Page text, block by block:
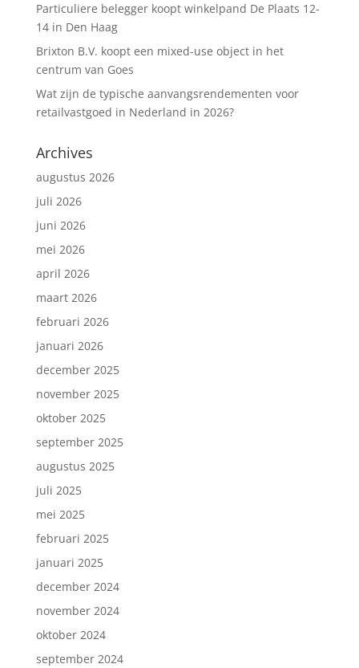
Particuliere belegger koopt winkelpand De Plaats 12-
14 in Den Haag
Brixton B.V. koopt een mixed-use object in het
centrum van Goes
Wat zijn de typische aanvangsrendementen voor
retailvastgoed in Nederland in 2026?
Archives
augustus 2026
juli 2026
juni 2026
mei 2026
april 2026
maart 2026
februari 2026
januari 2026
december 2025
november 2025
oktober 2025
september 2025
augustus 2025
juli 2025
mei 2025
februari 2025
januari 2025
december 2024
november 2024
oktober 2024
september 2024